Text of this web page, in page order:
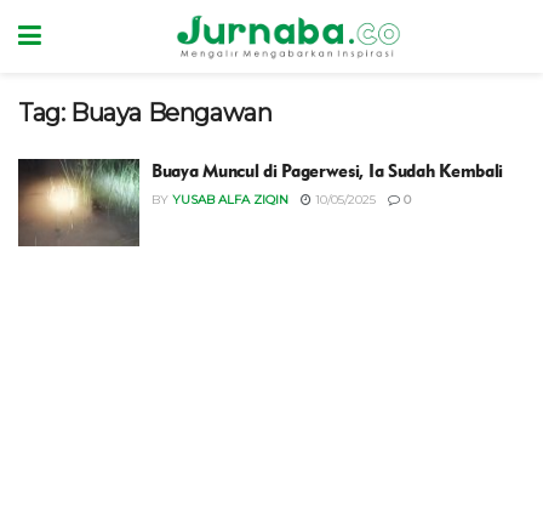
Tag: Buaya Bengawan
Buaya Muncul di Pagerwesi, Ia Sudah Kembali
BY YUSAB ALFA ZIQIN 10/05/2025 0